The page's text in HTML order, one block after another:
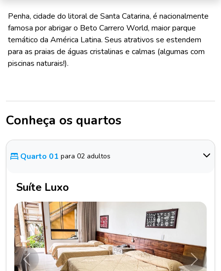
Penha, cidade do litoral de Santa Catarina, é nacionalmente
famosa por abrigar o Beto Carrero World, maior parque
temático da América Latina. Seus atrativos se estendem
para as praias de águas cristalinas e calmas (algumas com
piscinas naturais!).
Conheça os quartos
Quarto 01 para 02 adultos
Suíte Luxo
Anterior